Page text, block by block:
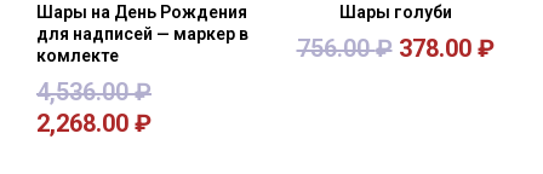
Шары на День Рождения
для надписей — маркер в
комлекте
4,536.00₽
2,268.00 ₽
Шары голуби
756.00₽ 378.00 ₽